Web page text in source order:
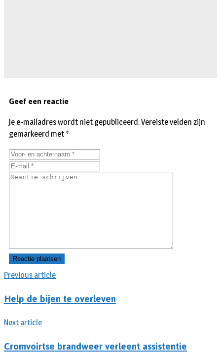
Previous article
Help de bijen te overleven
Next article
Cromvoirtse brandweer verleent assistentie
Geef een reactie
Je e-mailadres wordt niet gepubliceerd.Vereiste velden zijn
gemarkeerd met *